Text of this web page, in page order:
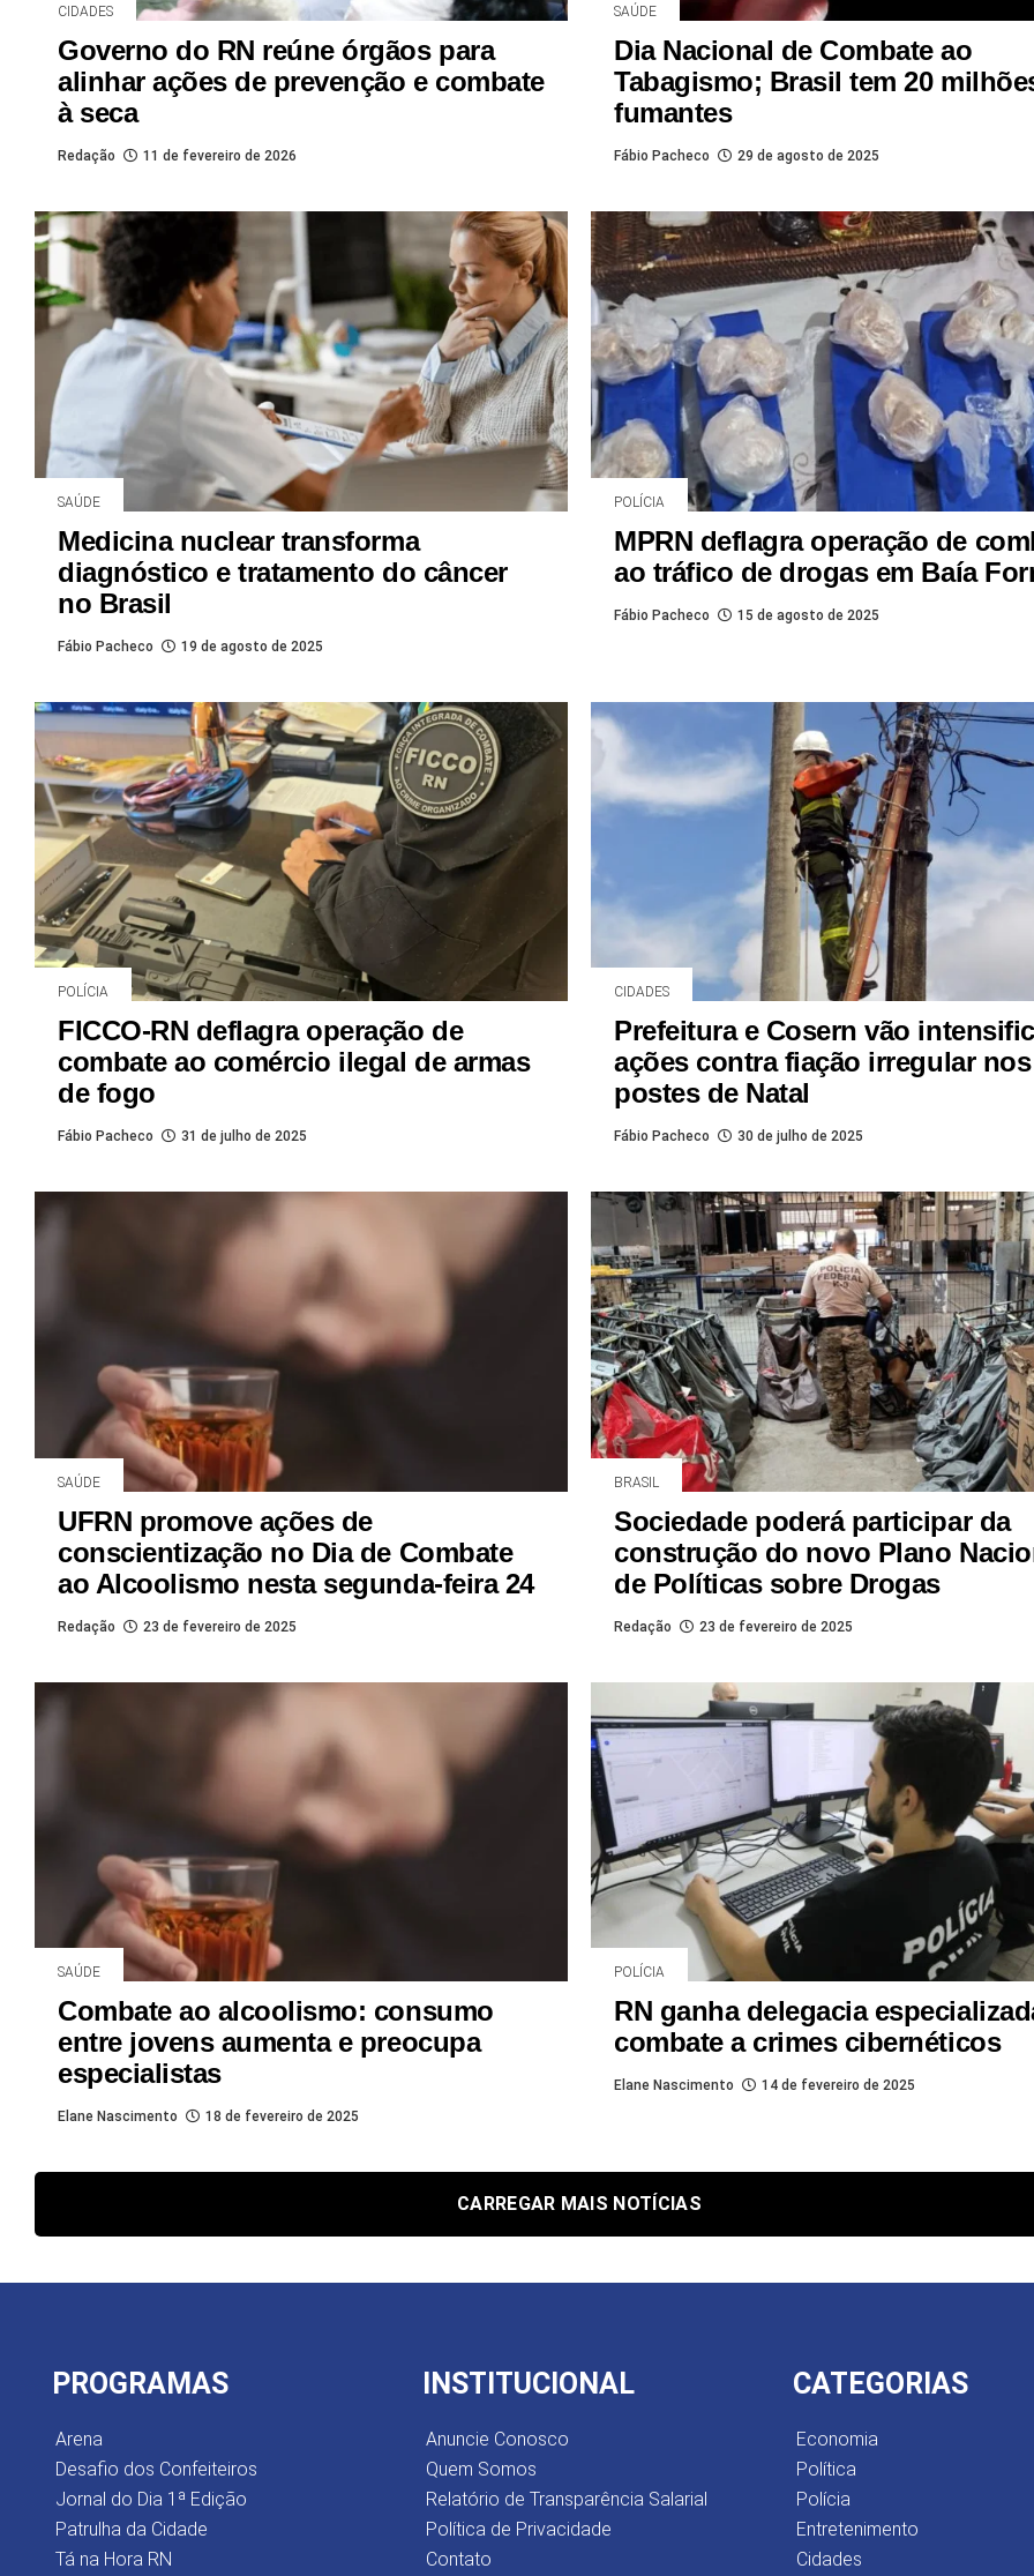
CIDADES
Governo do RN reúne órgãos para
alinhar ações de prevenção e combate
à seca
Redação 11 de fevereiro de 2026
SAÚDE
Dia Nacional de Combate ao
Tabagismo; Brasil tem 20
fumantes
Fábio Pacheco 29 de agosto de 2025
SAÚDE
Medicina nuclear transforma
diagnóstico e tratamento do câncer
no Brasil
Fábio Pacheco 19 de agosto de 2025
POLÍCIA
MPRN deflagra operação de
ao tráfico de drogas em Baía
Fábio Pacheco 15 de agosto de 2025
POLÍCIA
FICCO-RN deflagra operação de
combate ao comércio ilegal de armas
de fogo
Fábio Pacheco 31 de julho de 2025
CIDADES
Prefeitura e Cosern vão
ações contra fiação irregular nos
postes de Natal
Fábio Pacheco 30 de julho de 2025
SAÚDE
UFRN promove ações de
conscientização no Dia de Combate
ao Alcoolismo nesta segunda-feira 24
Redação 23 de fevereiro de 2025
BRASIL
Sociedade poderá participar da
construção do novo Plano
de Políticas sobre Drogas
Redação 23 de fevereiro de 2025
SAÚDE
Combate ao alcoolismo: consumo
entre jovens aumenta e preocupa
especialistas
Elane Nascimento 18 de fevereiro de 2025
POLÍCIA
RN ganha delegacia
combate a crimes cibernéticos
Elane Nascimento 14 de fevereiro de 2025
CARREGAR MAIS NOTÍCIAS
PROGRAMAS
Arena
Desafio dos Confeiteiros
Jornal do Dia 1ª Edição
Patrulha da Cidade
Tá na Hora RN
INSTITUCIONAL
Anuncie Conosco
Quem Somos
Relatório de Transparência Salarial
Política de Privacidade
Contato
CATEGORIAS
Economia
Política
Polícia
Entretenimento
Cidades